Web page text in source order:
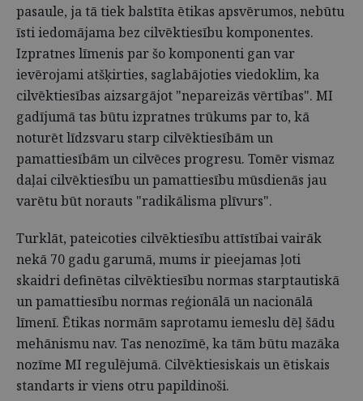
pasaule, ja tā tiek balstīta ētikas apsvērumos, nebūtu
īsti iedomājama bez cilvēktiesību komponentes.
Izpratnes līmenis par šo komponenti gan var
ievērojami atšķirties, saglabājoties viedoklim, ka
cilvēktiesības aizsargājot "nepareizās vērtības". MI
gadījumā tas būtu izpratnes trūkums par to, kā
noturēt līdzsvaru starp cilvēktiesībām un
pamattiesībām un cilvēces progresu. Tomēr vismaz
daļai cilvēktiesību un pamattiesību mūsdienās jau
varētu būt norauts "radikālisma plīvurs".
Turklāt, pateicoties cilvēktiesību attīstībai vairāk
nekā 70 gadu garumā, mums ir pieejamas ļoti
skaidri definētas cilvēktiesību normas starptautiskā
un pamattiesību normas reģionālā un nacionālā
līmenī. Ētikas normām saprotamu iemeslu dēļ šādu
mehānismu nav. Tas nenozīmē, ka tām būtu mazāka
nozīme MI regulējumā. Cilvēktiesiskais un ētiskais
standarts ir viens otru papildinoši.